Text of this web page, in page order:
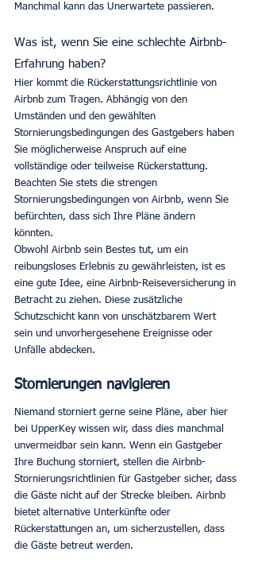
Manchmal kann das Unerwartete passieren.
Was ist, wenn Sie eine schlechte Airbnb-
Erfahrung haben?
Hier kommt die Rückerstattungsrichtlinie von
Airbnb zum Tragen. Abhängig von den
Umständen und den gewählten
Stornierungsbedingungen des Gastgebers haben
Sie möglicherweise Anspruch auf eine
vollständige oder teilweise Rückerstattung.
Beachten Sie stets die strengen
Stornierungsbedingungen von Airbnb, wenn Sie
befürchten, dass sich Ihre Pläne ändern
könnten.
Obwohl Airbnb sein Bestes tut, um ein
reibungsloses Erlebnis zu gewährleisten, ist es
eine gute Idee, eine Airbnb-Reiseversicherung in
Betracht zu ziehen. Diese zusätzliche
Schutzschicht kann von unschätzbarem Wert
sein und unvorhergesehene Ereignisse oder
Unfälle abdecken.
Stornierungen navigieren
Niemand storniert gerne seine Pläne, aber hier
bei UpperKey wissen wir, dass dies manchmal
unvermeidbar sein kann. Wenn ein Gastgeber
Ihre Buchung storniert, stellen die Airbnb-
Stornierungsrichtlinien für Gastgeber sicher, dass
die Gäste nicht auf der Strecke bleiben. Airbnb
bietet alternative Unterkünfte oder
Rückerstattungen an, um sicherzustellen, dass
die Gäste betreut werden.